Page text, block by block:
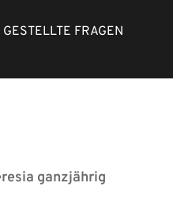
FRAGEN
ganzjährig